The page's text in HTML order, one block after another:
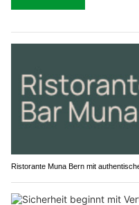
Ristorante Muna Bern mit